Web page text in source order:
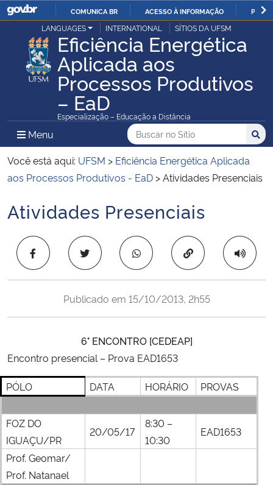
IR
PARA
O
CONTEÚDO
COMUNICA BR ACESSO À INFORMAÇÃO
Ministério da Justiça e Segurança Pública
Ministério da Defesa
Ministério das Relações Exteriores
Ministério da Agricultura, Pecuária e Abastecimento
Ministério da Educação
Ministério da Cidadania
Ministério da Saúde
Ministério de Minas e Energia
Ministério da Ciência, Tecnologia, Inovações e Comunicações
Ministério do Meio Ambiente
Ministério do Turismo
Ministério do Desenvolvimento Regional
LANGUAGES INTERNATIONAL SÍTIOS DA UFSM
Eficiência Energética
Aplicada aos
Processos Produtivos
– EaD
Especialização – Educação a Distância
Menu Menu Principal do Sítio
Busca
Buscar no no Sítio
Busca:
Você está aqui: UFSM > Eficiência Energética Aplicada
aos Processos Produtivos - EaD >Atividades Presenciais
Início do conteúdo
Atividades Presenciais
Copiar para área
Publicado em 15/10/2013, 2h55
6° ENCONTRO [CEDEAP]
Encontro presencial – Prova EAD1653
PÓLO DATA HORÁRIO PROVAS
FOZ DO
IGUAÇU/PR
20/05/17
8:30 –
10:30
EAD1653
Prof. Geomar/
Prof. Natanael